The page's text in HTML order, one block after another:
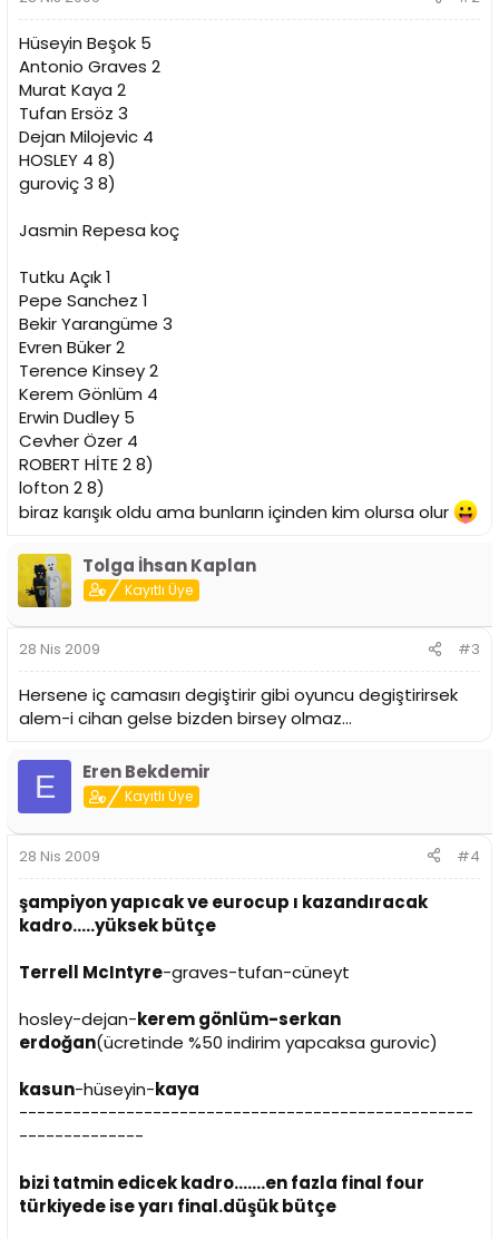
Hüseyin Beşok 5
Antonio Graves 2
Murat Kaya 2
Tufan Ersöz 3
Dejan Milojevic 4
HOSLEY 4 8)
guroviç 3 8)
Jasmin Repesa koç
Tutku Açık 1
Pepe Sanchez 1
Bekir Yarangüme 3
Evren Büker 2
Terence Kinsey 2
Kerem Gönlüm 4
Erwin Dudley 5
Cevher Özer 4
ROBERT HİTE 2 8)
lofton 2 8)
biraz karışık oldu ama bunların içinden kim olursa olur
Tolga İhsan Kaplan
Kayıtlı Üye
28 Nis 2009 #3
Hersene iç camasırı degiştirir gibi oyuncu degiştirirsek
alem-i cihan gelse bizden birsey olmaz...
E Eren Bekdemir
Kayıtlı Üye
28 Nis 2009 #4
şampiyon yapıcak ve eurocup ı kazandıracak
kadro.....yüksek bütçe
Terrell McIntyre-graves-tufan-cüneyt
hosley-dejan-kerem gönlüm-serkan
erdoğan(ücretinde %50 indirim yapcaksa gurovic)
kasun-hüseyin-kaya
---------------------------------------------------
--------------
bizi tatmin edicek kadro.......en fazla final four
türkiyede ise yarı final.düşük bütçe